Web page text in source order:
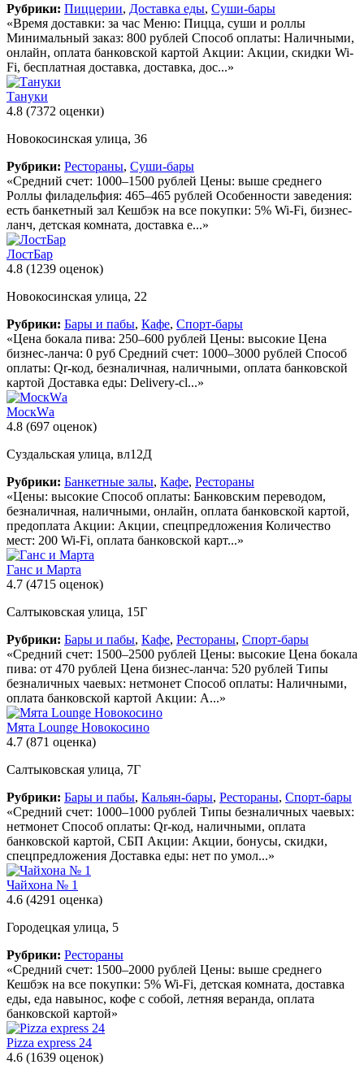
Рубрики: Пиццерии, Доставка еды, Суши-бары
«Время доставки: за час Меню: Пицца, суши и роллы
Минимальный заказ: 800 рублей Способ оплаты: Наличными,
онлайн, оплата банковской картой Акции: Акции, скидки Wi-
Fi, бесплатная доставка, доставка, дос...»
Тануки
4.8 (7372 оценки)
Новокосинская улица, 36
Рубрики: Рестораны, Суши-бары
«Средний счет: 1000–1500 рублей Цены: выше среднего
Роллы филадельфия: 465–465 рублей Особенности заведения:
есть банкетный зал Кешбэк на все покупки: 5% Wi-Fi, бизнес-
ланч, детская комната, доставка е...»
ЛостБар
4.8 (1239 оценок)
Новокосинская улица, 22
Рубрики: Бары и пабы, Кафе, Спорт-бары
«Цена бокала пива: 250–600 рублей Цены: высокие Цена
бизнес-ланча: 0 руб Средний счет: 1000–3000 рублей Способ
оплаты: Qr-код, безналичная, наличными, оплата банковской
картой Доставка еды: Delivery-cl...»
МоскWа
4.8 (697 оценок)
Суздальская улица, вл12Д
Рубрики: Банкетные залы, Кафе, Рестораны
«Цены: высокие Способ оплаты: Банковским переводом,
безналичная, наличными, онлайн, оплата банковской картой,
предоплата Акции: Акции, спецпредложения Количество
мест: 200 Wi-Fi, оплата банковской карт...»
Ганс и Марта
4.7 (4715 оценок)
Салтыковская улица, 15Г
Рубрики: Бары и пабы, Кафе, Рестораны, Спорт-бары
«Средний счет: 1500–2500 рублей Цены: высокие Цена бокала
пива: от 470 рублей Цена бизнес-ланча: 520 рублей Типы
безналичных чаевых: нетмонет Способ оплаты: Наличными,
оплата банковской картой Акции: А...»
Мята Lounge Новокосино
4.7 (871 оценка)
Салтыковская улица, 7Г
Рубрики: Бары и пабы, Кальян-бары, Рестораны, Спорт-бары
«Средний счет: 1000–1000 рублей Типы безналичных чаевых:
нетмонет Способ оплаты: Qr-код, наличными, оплата
банковской картой, СБП Акции: Акции, бонусы, скидки,
спецпредложения Доставка еды: нет по умол...»
Чайхона № 1
4.6 (4291 оценка)
Городецкая улица, 5
Рубрики: Рестораны
«Средний счет: 1500–2000 рублей Цены: выше среднего
Кешбэк на все покупки: 5% Wi-Fi, детская комната, доставка
еды, еда навынос, кофе с собой, летняя веранда, оплата
банковской картой»
Pizza express 24
4.6 (1639 оценок)